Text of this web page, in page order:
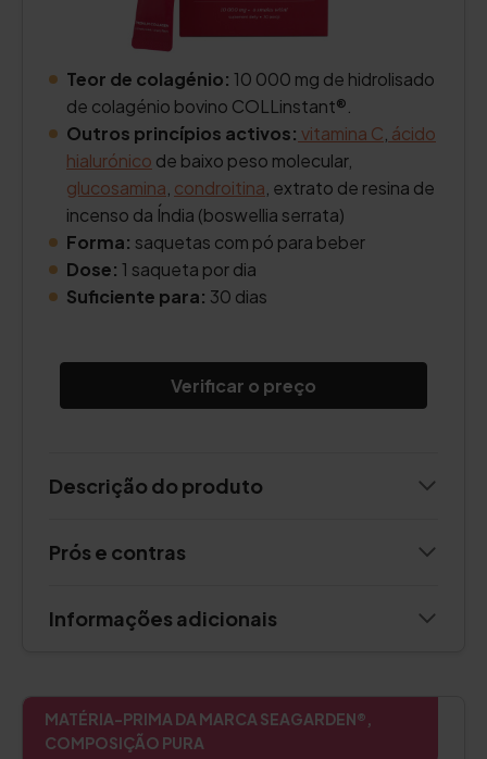
Teor de colagénio: 10 000 mg de hidrolisado
de colagénio bovino COLLinstant®.
Outros princípios activos: vitamina C ácido
hialurónico de baixo peso molecular,
glucosamina condroitina , extrato de resina de
incenso da Índia (boswellia serrata)
Forma: saquetas com pó para beber
Dose: 1 saqueta por dia
Suficiente para: 30 dias
Verificar o preço
Descrição do produto
Prós e contras
Informações adicionais
MATÉRIA-PRIMA DA MARCA SEAGARDEN®,
COMPOSIÇÃO PURA